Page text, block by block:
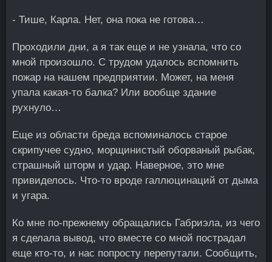
- Тише, Карла. Нет, она пока не готова…
Проходили дни, а я так еще и не узнала, что со
мной произошло. С трудом удалось вспомнить
пожар на нашем предприятии. Может, на меня
упала какая-то балка? Или вообще здание
рухнуло…
Еще из области бреда вспоминалось старое
скрипучее судно, морщинистый оборваный рыбак,
страшный шторм и удар. Наверное, это мне
привиделось. Что-то вроде галлюцинаций от дыма
и угара.
Ко мне по-прежнему обращались Габриэла, из чего
я сделала вывод, что вместе со мной пострадал
еще кто-то, и нас попросту перепутали. Сообщить,